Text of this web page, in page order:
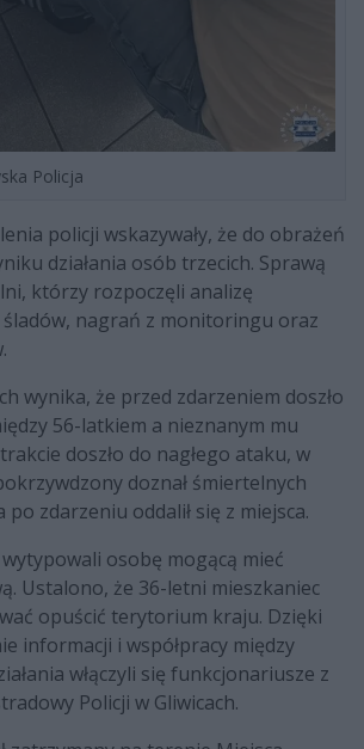
Policja
policji wskazywały, że do obrażeń
działania osób trzecich. Sprawą
którzy rozpoczęli analizę
śladów, nagrań z monitoringu oraz
wynika, że przed zdarzeniem doszło
56-latkiem a nieznanym mu
doszło do nagłego ataku, w
doznał śmiertelnych
po zdarzeniu oddalił się z miejsca.
osobę mogącą mieć
Ustalono, że 36-letni mieszkaniec
opuścić terytorium kraju. Dzięki
informacji i współpracy między
włączyli się funkcjonariusze z
Policji w Gliwicach.